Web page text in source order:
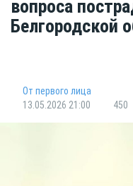
вопроса
Белгородской
От первого лица
13.05.2026 21:00
450